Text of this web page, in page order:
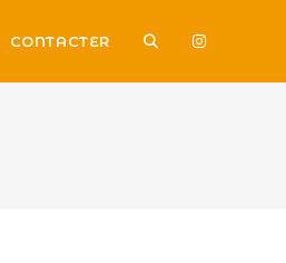
CONTACTER TOGGLE